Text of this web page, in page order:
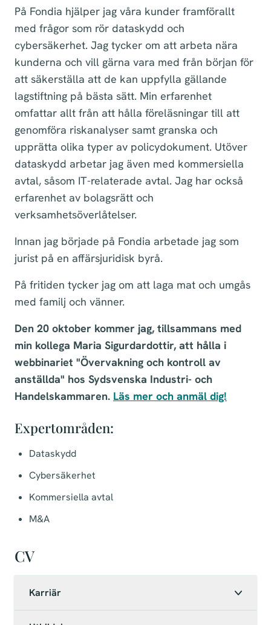
På Fondia hjälper jag våra kunder framförallt
med frågor som rör dataskydd och
cybersäkerhet. Jag tycker om att arbeta nära
kunderna och vill gärna vara med från början för
att säkerställa att de kan uppfylla gällande
lagstiftning på bästa sätt. Min erfarenhet
omfattar allt från att hålla föreläsningar till att
genomföra riskanalyser samt granska och
upprätta olika typer av policydokument. Utöver
dataskydd arbetar jag även med kommersiella
avtal, såsom IT-relaterade avtal. Jag har också
erfarenhet av bolagsrätt och
verksamhetsöverlåtelser.
Innan jag började på Fondia arbetade jag som
jurist på en affärsjuridisk byrå.
På fritiden tycker jag om att laga mat och umgås
med familj och vänner.
Den 20 oktober kommer jag, tillsammans med
min kollega Maria Sigurdardottir, att hålla i
webbinariet "Övervakning och kontroll av
anställda" hos Sydsvenska Industri- och
Handelskammaren. Läs mer och anmäl dig!
Expertområden:
Dataskydd
Cybersäkerhet
Kommersiella avtal
M&A
CV
Karriär